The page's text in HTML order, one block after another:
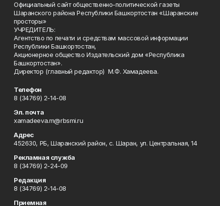
Официальный сайт общественно-политической газеты
Шаранского района Республики Башкортостан «Шаранские
просторы»
УЧРЕДИТЕЛЬ:
Агентство по печати и средствам массовой информации
Республики Башкортостан,
Акционерное общество Издательский дом «Республика
Башкортостан».
Директор (главный редактор) М.Ф. Хамадеева.
Телефон
8 (34769) 2-14-08
Эл. почта
xamadeeva.m@rbsmi.ru
Адрес
452630, РБ, Шаранский район, с. Шаран, ул. Центральная, 14
Рекламная служба
8 (34769) 2-24-09
Редакция
8 (34769) 2-14-08
Приемная